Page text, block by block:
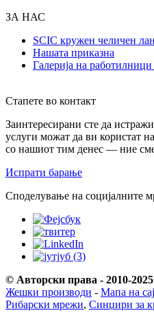
ЗА НАС
SCIC кружен челичен
Нашата приказна
Галерија на работилници
Стапете во контакт
Заинтересирани сте да
услуги можат да ви користат
со нашиот тим денес — ние
Испрати барање
Споделување на социјалните
© Авторски права - 2010-
Жешки производи - Мапа на
Рибарски мрежи, Синџири за